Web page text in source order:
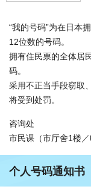
“我的号码”为在日本
12位数的号码。
拥有住民票的全体居
码。
采用不正当手段窃取
将受到处罚。
咨询处
市民课（市厅舍1楼
个人号码通知书